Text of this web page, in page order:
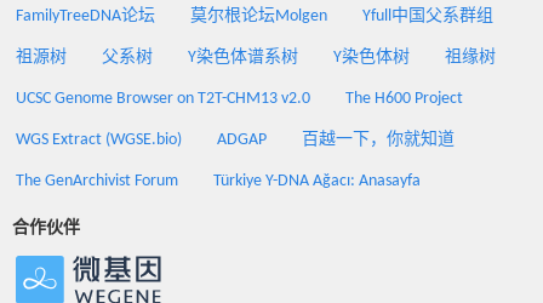
FamilyTreeDNA论坛 莫尔根论坛Molgen Yfull中国父系群组
祖源树 父系树 Y染色体谱系树 Y染色体树 祖缘树
UCSC Genome Browser on T2T-CHM13 v2.0 The H600 Project
WGS Extract (WGSE.bio) ADGAP 百越一下，你就知道
The GenArchivist Forum Türkiye Y-DNA Ağacı: Anasayfa
合作伙伴